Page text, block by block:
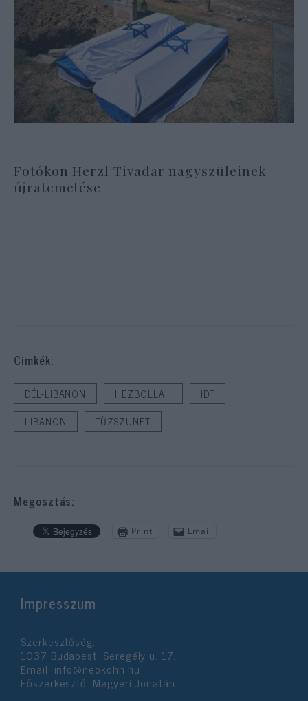
Fotókon Herzl Tivadar nagyszüleinek
újratemetése
Cimkék:
DÉL-LIBANON HEZBOLLAH
IDF
LIBANON
TŰZSZÜNET
Megosztás:
Print Email
Impresszum
Szerkesztőség:
1037 Budapest, Seregély u. 17.
Email: info@neokohn.hu
Főszerkesztő: Megyeri Jonatán